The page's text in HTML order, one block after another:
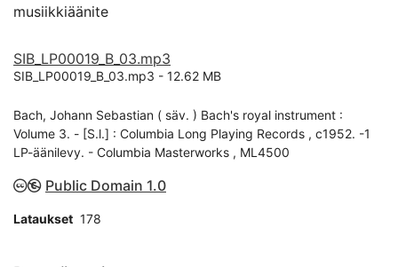
musiikkiäänite
SIB_LP00019_B_03.mp3
SIB_LP00019_B_03.mp3 - 12.62 MB
Bach, Johann Sebastian ( säv. ) Bach's royal instrument :
Volume 3. - [S.l.] : Columbia Long Playing Records , c1952. -1
LP-äänilevy. - Columbia Masterworks , ML4500
Public Domain 1.0
Lataukset 178